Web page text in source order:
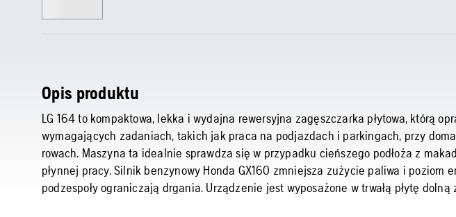
Opis produktu
LG 164 to kompaktowa, lekka i wydajna rewersyjna zagęszczarka płytowa, którą
wymagających zadaniach, takich jak praca na podjazdach i parkingach, przy
rowach. Maszyna ta idealnie sprawdza się w przypadku cieńszego podłoża z
płynnej pracy. Silnik benzynowy Honda GX160 zmniejsza zużycie paliwa i poziom
podzespoły ograniczają drgania. Urządzenie jest wyposażone w trwałą płytę